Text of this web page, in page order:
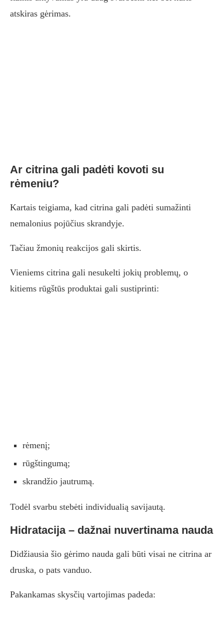
atskiras gėrimas.
Ar citrina gali padėti kovoti su
rėmeniu?
Kartais teigiama, kad citrina gali padėti sumažinti
nemalonius pojūčius skrandyje.
Tačiau žmonių reakcijos gali skirtis.
Vieniems citrina gali nesukelti jokių problemų, o
kitiems rūgštūs produktai gali sustiprinti:
rėmenį;
rūgštingumą;
skrandžio jautrumą.
Todėl svarbu stebėti individualią savijautą.
Hidratacija – dažnai nuvertinama nauda
Didžiausia šio gėrimo nauda gali būti visai ne citrina ar
druska, o pats vanduo.
Pakankamas skysčių vartojimas padeda: